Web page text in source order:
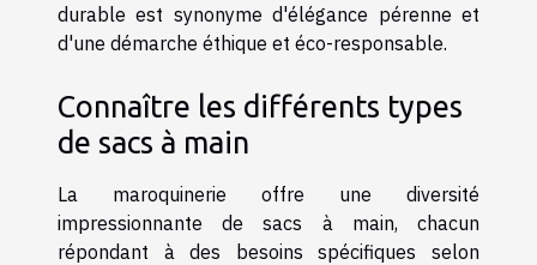
durable est synonyme d'élégance pérenne et
d'une démarche éthique et éco-responsable.
Connaître les différents types
de sacs à main
La maroquinerie offre une diversité
impressionnante de sacs à main, chacun
répondant à des besoins spécifiques selon